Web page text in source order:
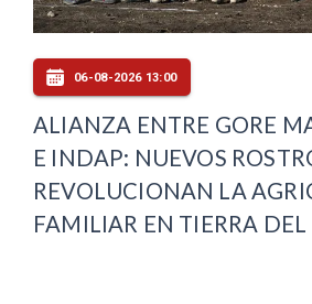
06-08-2026 13:00
ALIANZA ENTRE GORE
E INDAP: NUEVOS
REVOLUCIONAN LA
FAMILIAR EN TIERRA DEL